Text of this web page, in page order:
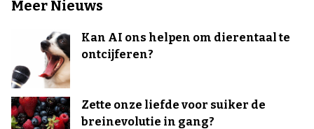
Meer Nieuws
Kan AI ons helpen om dierentaal te
ontcijferen?
Zette onze liefde voor suiker de
breinevolutie in gang?